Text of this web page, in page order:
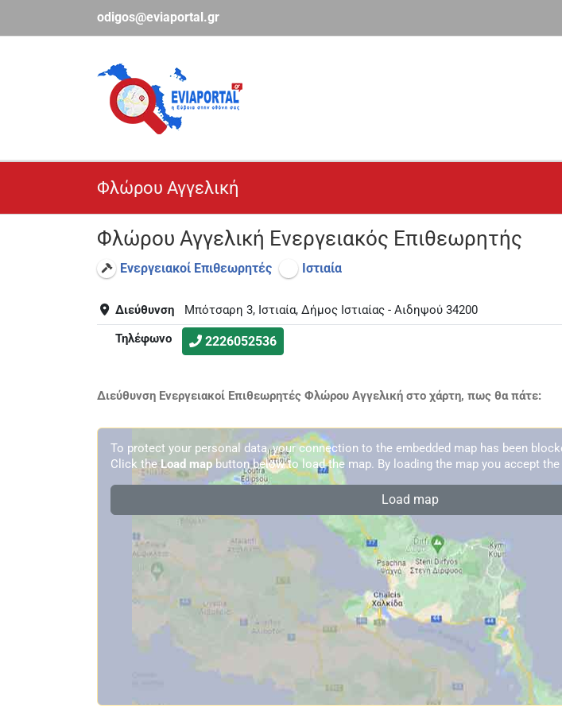
περιεχόμενο
odigos@eviaportal.gr
Φλώρου Αγγελική
Φλώρου Αγγελική Ενεργειακός Επιθεωρητής
Ενεργειακοί Επιθεωρητές Ιστιαία
Διεύθυνση
Μπότσαρη 3, Ιστιαία, Δήμος Ιστιαίας - Αιδηψού 34200
Τηλέφωνο
2226052536
Διεύθυνση Ενεργειακοί Επιθεωρητές Φλώρου Αγγελική στο χάρτη, πως θα πάτε:
To protect your personal data, your connection to the embedded map has been
Click the Load mapbutton below to load the map. By loading the map you accept
Load map